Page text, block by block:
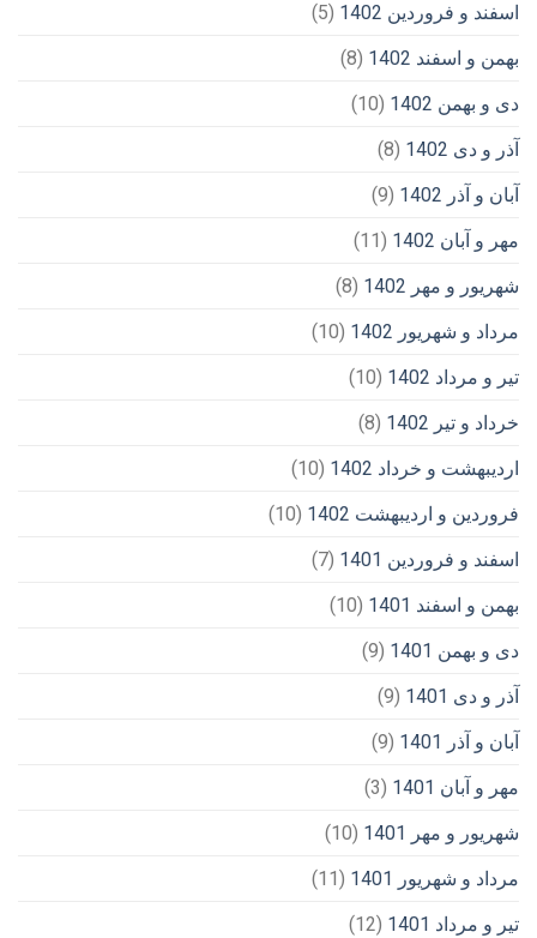
اسفند و فروردین 1402
(5)
بهمن و اسفند 1402
(8)
دی و بهمن 1402
(10)
آذر و دی 1402
(8)
آبان و آذر 1402
(9)
مهر و آبان 1402
(11)
شهریور و مهر 1402
(8)
مرداد و شهریور 1402
(10)
تیر و مرداد 1402
(10)
خرداد و تیر 1402
(8)
اردیبهشت و خرداد 1402
(10)
فروردین و اردیبهشت 1402
(10)
اسفند و فروردین 1401
(7)
بهمن و اسفند 1401
(10)
دی و بهمن 1401
(9)
آذر و دی 1401
(9)
آبان و آذر 1401
(9)
مهر و آبان 1401
(3)
شهریور و مهر 1401
(10)
مرداد و شهریور 1401
(11)
تیر و مرداد 1401
(12)